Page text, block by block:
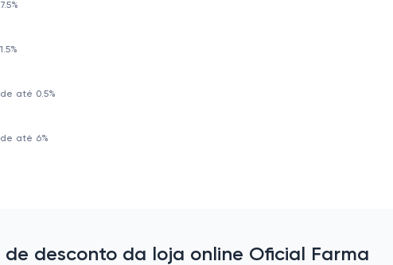
até 0.5%
até 6%
de desconto da loja online Oficial Farma